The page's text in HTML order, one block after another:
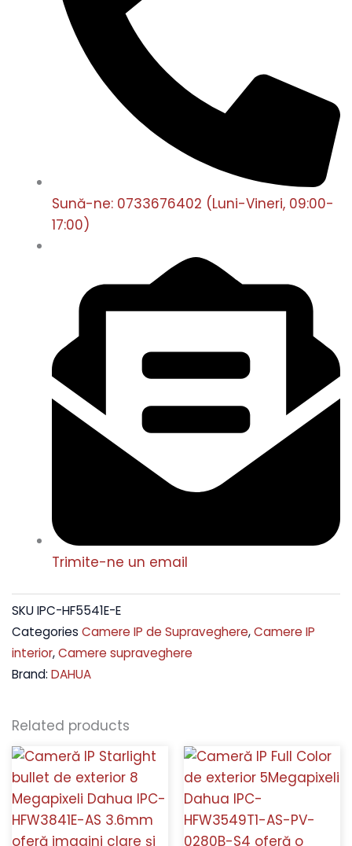
Sună-ne: 0733676402 (Luni-Vineri, 09:00-
17:00)
Trimite-ne un email
SKUIPC-HF5541E-E
Categories Camere IP de Supraveghere,Camere IP
interior,Camere supraveghere
Brand: DAHUA
Related products